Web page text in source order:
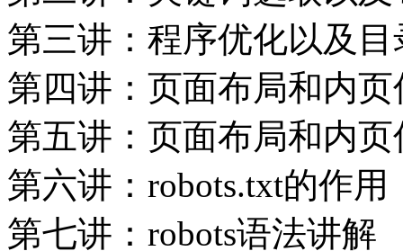
第三讲：程序优化以及目
第四讲：页面布局和内
第五讲：页面布局和内
第六讲：robots.txt的作用
第七讲：robots语法讲解